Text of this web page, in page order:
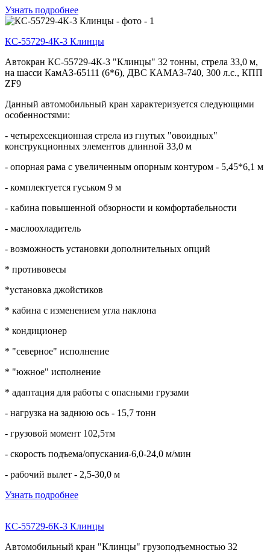
Узнать подробнее
КС-55729-4К-3 Клинцы
Автокран КС-55729-4К-3 "Клинцы" 32 тонны, стрела 33,0 м,
на шасси КамАЗ-65111 (6*6), ДВС КАМАЗ-740, 300 л.с., КПП
ZF9
Данный автомобильный кран характеризуется следующими
особенностями:
- четырехсекционная стрела из гнутых "овоидных"
конструкционных элементов длинной 33,0 м
- опорная рама с увеличенным опорным контуром - 5,45*6,1 м
- комплектуется гуськом 9 м
- кабина повышенной обзорности и комфортабельности
- маслоохладитель
- возможность установки дополнительных опций
* противовесы
*установка джойстиков
* кабина с изменением угла наклона
* кондиционер
* "северное" исполнение
* "южное" исполнение
* адаптация для работы с опасными грузами
- нагрузка на заднюю ось - 15,7 тонн
- грузовой момент 102,5тм
- скорость подъема/опускания-6,0-24,0 м/мин
- рабочий вылет - 2,5-30,0 м
Узнать подробнее
КС-55729-6К-3 Клинцы
Автомобильный кран "Клинцы" грузоподъемностью 32